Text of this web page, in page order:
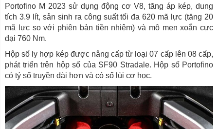
Portofino M 2023 sử dụng động cơ V8, tăng áp kép, dung
tích 3.9 lít, sản sinh ra công suất tối đa 620 mã lực (tăng 20
mã lực so với phiên bản tiền nhiệm) và mô men xoắn cực
đại 760 Nm.
Hộp số ly hợp kép được nâng cấp từ loại 07 cấp lên 08 cấp,
phát triển trên hộp số của SF90 Stradale. Hộp số Portofino
có tỷ số truyền dài hơn và có số lùi cơ học.